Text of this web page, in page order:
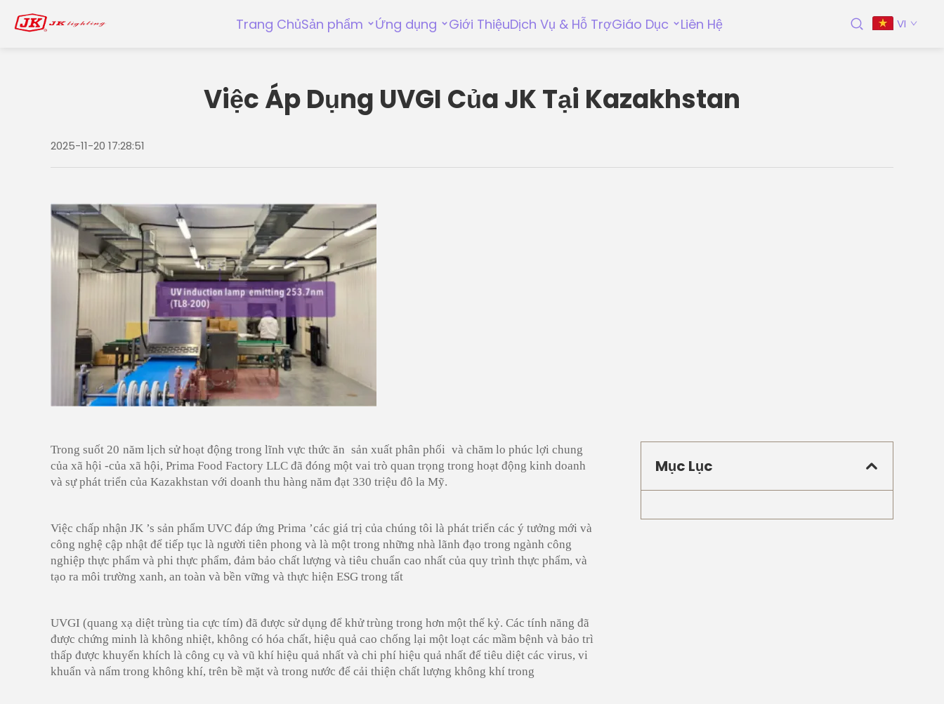
Trang ChủSản phẩm Ứng dụng Giới ThiệuDịch Vụ & Hỗ TrợGiáo Dục Liên Hệ VI
Việc Áp Dụng UVGI Của JK Tại Kazakhstan
2025-11-20 17:28:51
Trong suốt 20 năm lịch sử hoạt động trong lĩnh vực thức ăn sản xuất phân phối và chăm lo phúc lợi chung
của xã hội -của xã hội, Prima Food Factory LLC đã đóng một vai trò quan trọng trong hoạt động kinh doanh
và sự phát triển của Kazakhstan với doanh thu hàng năm đạt 330 triệu đô la Mỹ.
Việc chấp nhận JK ’s sản phẩm UVC đáp ứng Prima ’các giá trị của chúng tôi là phát triển các ý tưởng mới và
công nghệ cập nhật để tiếp tục là người tiên phong và là một trong những nhà lãnh đạo trong ngành công
nghiệp thực phẩm và phi thực phẩm, đảm bảo chất lượng và tiêu chuẩn cao nhất của quy trình thực phẩm, và
tạo ra môi trường xanh, an toàn và bền vững và thực hiện ESG trong tất
UVGI (quang xạ diệt trùng tia cực tím) đã được sử dụng để khử trùng trong hơn một thế kỷ. Các tính năng đã
được chứng minh là không nhiệt, không có hóa chất, hiệu quả cao chống lại một loạt các mầm bệnh và bảo trì
thấp được khuyến khích là công cụ và vũ khí hiệu quả nhất và chi phí hiệu quả nhất để tiêu diệt các virus, vi
khuẩn và nấm trong không khí, trên bề mặt và trong nước để cải thiện chất lượng không khí trong
Mục Lục